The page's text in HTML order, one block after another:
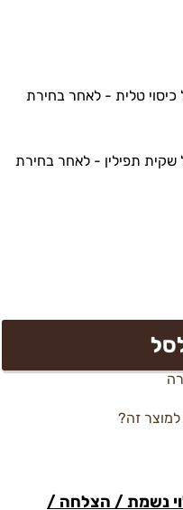
טלית - לאחר בחירת
תפילין - לאחר בחירת
זה?
נשמת / הצלחה /